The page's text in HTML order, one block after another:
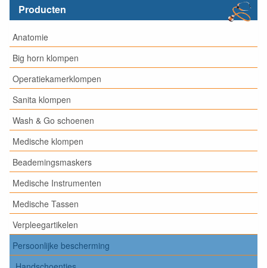
Producten
Anatomie
Big horn klompen
Operatiekamerklompen
Sanita klompen
Wash & Go schoenen
Medische klompen
Beademingsmaskers
Medische Instrumenten
Medische Tassen
Verpleegartikelen
Persoonlijke bescherming